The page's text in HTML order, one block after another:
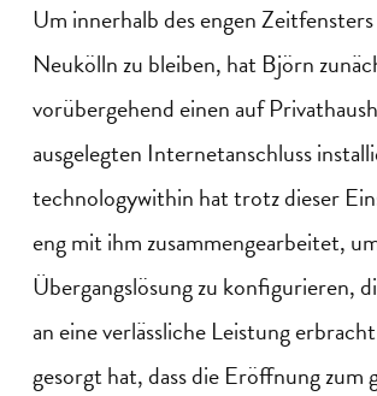
Um innerhalb des engen
Neukölln zu bleiben, hat Björn
vorübergehend einen auf
ausgelegten Internetanschluss
technologywithin hat trotz dieser
eng mit ihm zusammengearbeitet,
Übergangslösung zu konfigurieren,
an eine verlässliche Leistung
gesorgt hat, dass die Eröffnung zum